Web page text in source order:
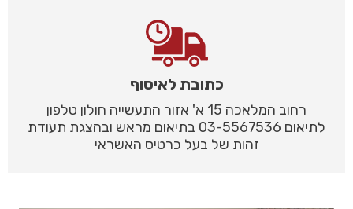
כתובת לאיסוף
רחוב המלאכה 15 א' אזור התעשייה חולון טלפון
לתיאום 03-5567536 בתיאום מראש ובהצגת תעודת
זהות של בעל כרטיס האשראי